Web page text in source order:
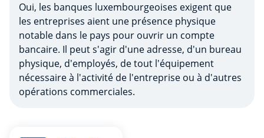
Oui, les banques luxembourgeoises exigent que
les entreprises aient une présence physique
notable dans le pays pour ouvrir un compte
bancaire. Il peut s'agir d'une adresse, d'un bureau
physique, d'employés, de tout l'équipement
nécessaire à l'activité de l'entreprise ou à d'autres
opérations commerciales.